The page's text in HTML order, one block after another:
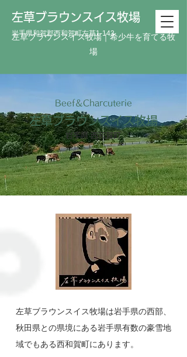
左草ブラウンスイス牧場
岩手県和賀郡西和賀町左草1-143
左草ブラウンスイス牧場｜希少牛を育てる牧
場
左草ブラウンスイス牧場
岩手県 西和賀町
Beef＆Charcuterie
左草ブラウンスイス牧場は岩手県の西部、
秋田県との県境にある岩手県有数の豪雪地
域でもある西和賀町にあります。